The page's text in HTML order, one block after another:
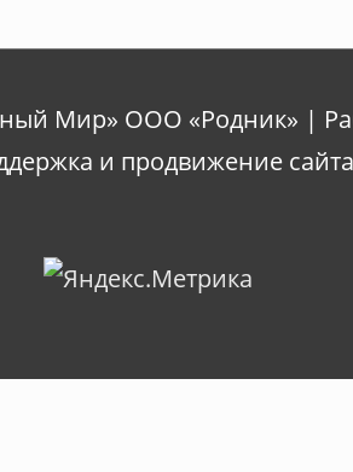
Мир» ООО «Родник» |
и продвижение